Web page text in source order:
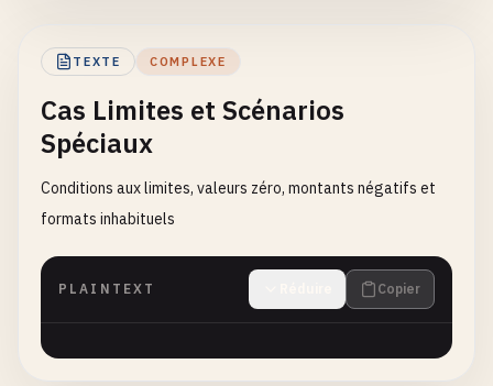
TEXTE COMPLEXE
Cas Limites et Scénarios
Spéciaux
Conditions aux limites, valeurs zéro, montants négatifs et
formats inhabituels
PLAINTEXT Copier